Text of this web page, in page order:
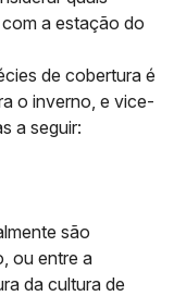
a estação do
de cobertura é
o inverno, e vice-
a seguir:
são
ou entre a
da cultura de